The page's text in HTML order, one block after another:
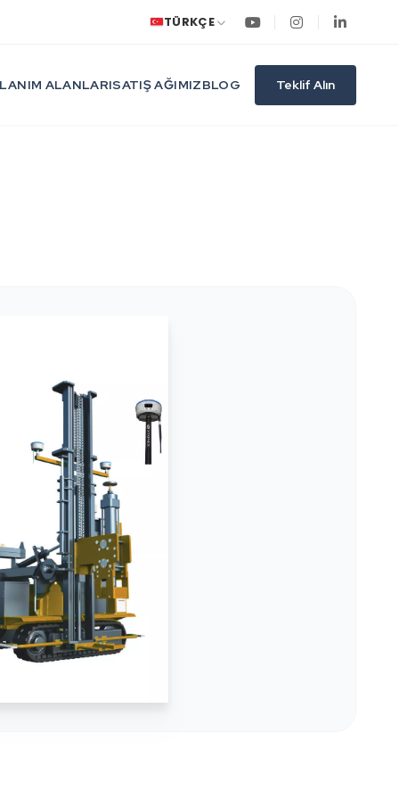
TÜRKÇE
ALANLARISATIŞ AĞIMIZBLOG Teklif Alın